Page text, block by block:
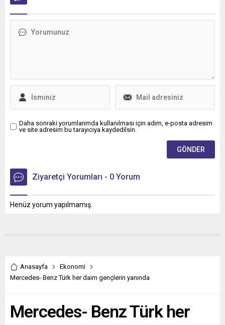
Daha sonraki yorumlarımda kullanılması için adım, e-posta adresim
ve site adresim bu tarayıcıya kaydedilsin.
Ziyaretçi Yorumları - 0 Yorum
Henüz yorum yapılmamış.
Anasayfa
Ekonomi
Mercedes- Benz Türk her daim gençlerin yanında
Mercedes- Benz Türk her